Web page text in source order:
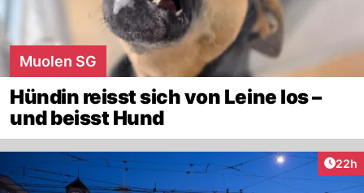
Muolen SG
Hündin reisst sich von Leine los –
und beisst Hund
22h